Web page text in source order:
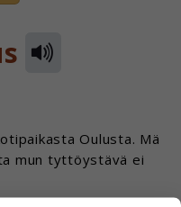
Oulusta. Mä
mun tyttöystävä ei